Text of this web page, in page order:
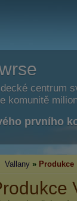
centrum
komunitě
prvního
Vallany » Produkce